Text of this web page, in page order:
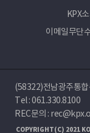
KPX
이메일무단
(58322)전남광주통
Tel :061.330.8100
REC문의 :
COPYRIGHT(C) 2021